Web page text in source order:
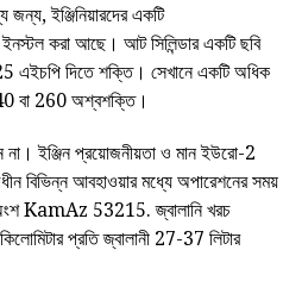
ইঞ্জিনিয়ারদের একটি
করা আছে। আট সিলিন্ডার একটি ছবি
দিতে শক্তি। সেখানে একটি অধিক
বা 260 অশ্বশক্তি।
না। ইঞ্জিন প্রয়োজনীয়তা ও মান ইউরো-2
বিভিন্ন আবহাওয়ার মধ্যে অপারেশনের সময়
অংশ KamAz 53215. জ্বালানি খরচ
প্রতি জ্বালানী 27-37 লিটার